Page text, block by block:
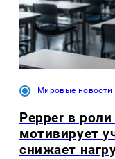
Мировые новости
Pepper в
мотивирует
снижает